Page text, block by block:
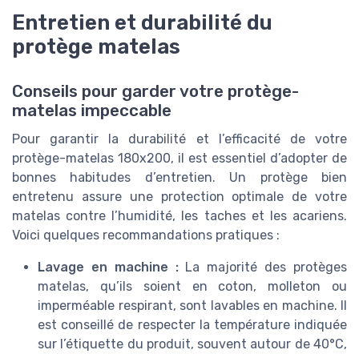
Entretien et durabilité du
protège matelas
Conseils pour garder votre protège-
matelas impeccable
Pour garantir la durabilité et l’efficacité de votre
protège-matelas 180x200, il est essentiel d’adopter de
bonnes habitudes d’entretien. Un protège bien
entretenu assure une protection optimale de votre
matelas contre l’humidité, les taches et les acariens.
Voici quelques recommandations pratiques :
Lavage en machine :La majorité des protèges
matelas, qu’ils soient en coton, molleton ou
imperméable respirant, sont lavables en machine. Il
est conseillé de respecter la température indiquée
sur l’étiquette du produit, souvent autour de 40°C,